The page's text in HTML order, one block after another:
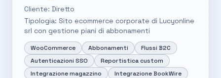
Cliente: Diretto
Tipologia: Sito ecommerce corporate di Lucyonline
srl con gestione piani di abbonamenti
WooCommerce Abbonamenti
Flussi B2C
Autenticazioni SSO
Reportistica custom
Integrazione magazzino
Integrazione BookWire